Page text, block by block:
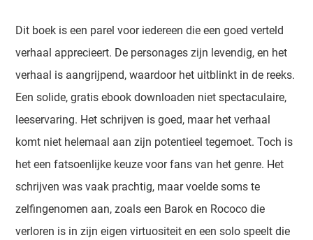
Dit boek is een parel voor iedereen die een goed verteld
verhaal apprecieert. De personages zijn levendig, en het
verhaal is aangrijpend, waardoor het uitblinkt in de reeks.
Een solide, gratis ebook downloaden niet spectaculaire,
leeservaring. Het schrijven is goed, maar het verhaal
komt niet helemaal aan zijn potentieel tegemoet. Toch is
het een fatsoenlijke keuze voor fans van het genre. Het
schrijven was vaak prachtig, maar voelde soms te
zelfingenomen aan, zoals een Barok en Rococo die
verloren is in zijn eigen virtuositeit en een solo speelt die